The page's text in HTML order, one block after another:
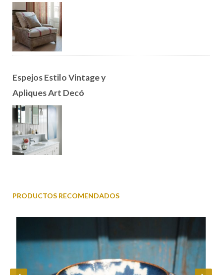
Espejos Estilo Vintage y
Apliques Art Decó
PRODUCTOS RECOMENDADOS